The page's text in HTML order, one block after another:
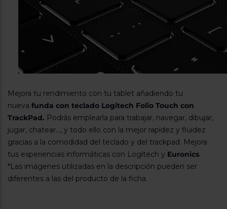
Mejora tu rendimiento con tu tablet añadiendo tu
nueva funda con teclado Logitech Folio Touch con
TrackPad. Podrás emplearla para trabajar, navegar, dibujar,
jugar, chatear..., y todo ello con la mejor rapidez y fluidez
gracias a la comodidad del teclado y del trackpad. Mejora
tus experiencias informáticas con Logitech y Euronics.
*Las imágenes utilizadas en la descripción pueden ser
diferentes a las del producto de la ficha.